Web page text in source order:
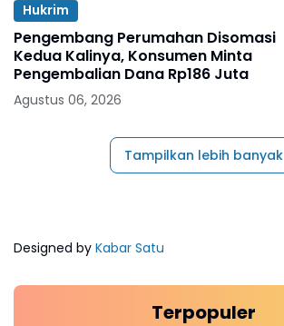
Hukrim
Pengembang Perumahan Disomasi
Kedua Kalinya, Konsumen Minta
Pengembalian Dana Rp186 Juta
Agustus 06, 2026
Tampilkan lebih banyak
Designed by Kabar Satu
Terpopuler